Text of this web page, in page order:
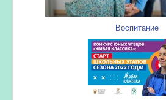
Воспитание